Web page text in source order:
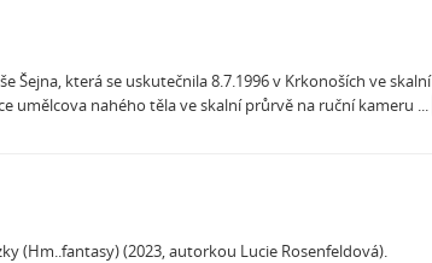
Šejna, která se uskutečnila 8.7.1996 v Krkonoších ve
umělcova nahého těla ve skalní průrvě na ruční kameru ...
(Hm..fantasy) (2023, autorkou Lucie Rosenfeldová).